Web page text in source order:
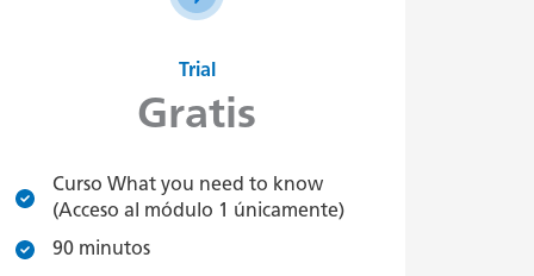
Trial
Gratis
Curso What you need to know
(Acceso al módulo 1 únicamente)
90 minutos